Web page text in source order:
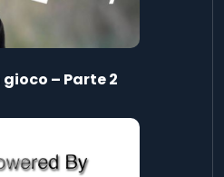
gioco – Parte 2